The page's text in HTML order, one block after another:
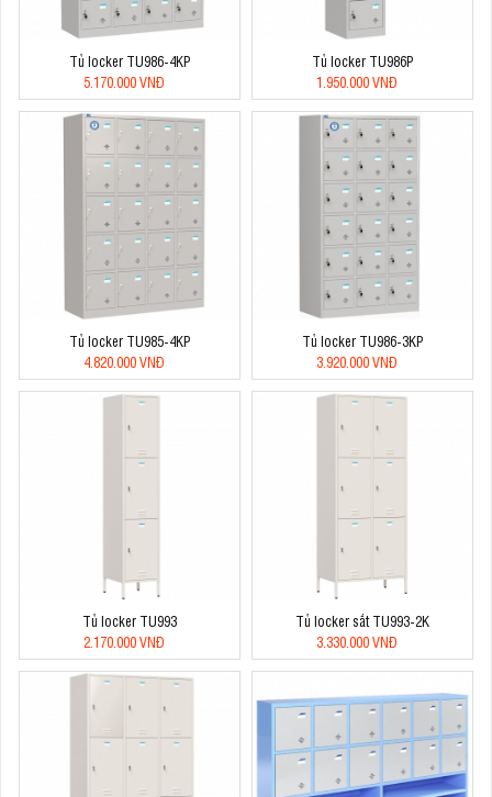
Tủ locker TU986-4KP
5.170.000 VNĐ
Tủ locker TU986P
1.950.000 VNĐ
Tủ locker TU985-4KP
4.820.000 VNĐ
Tủ locker TU986-3KP
3.920.000 VNĐ
Tủ locker TU993
2.170.000 VNĐ
Tủ locker sắt TU993-2K
3.330.000 VNĐ